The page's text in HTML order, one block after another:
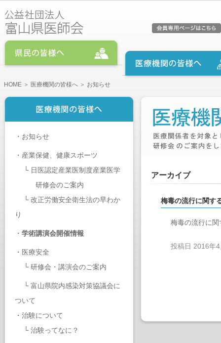
HOME ＞ 医療機関の皆様へ ＞ お知らせ
・ お知らせ
・ 産業保健、健康スポーツ
└ 日医認定産業医制度産業医学
研修会のご案内
└ 改正労働安全衛生法の早わか
り
・ 学術講演会開催情報
・ 医療安全
└ 研修会・講演会のご案内
└ 富山県院内感染対策協議会に
ついて
・ 治験について
└ 治験ってなに？
アーカイブ
梅毒の流行に関す
梅毒の流行に
投稿日 2016年